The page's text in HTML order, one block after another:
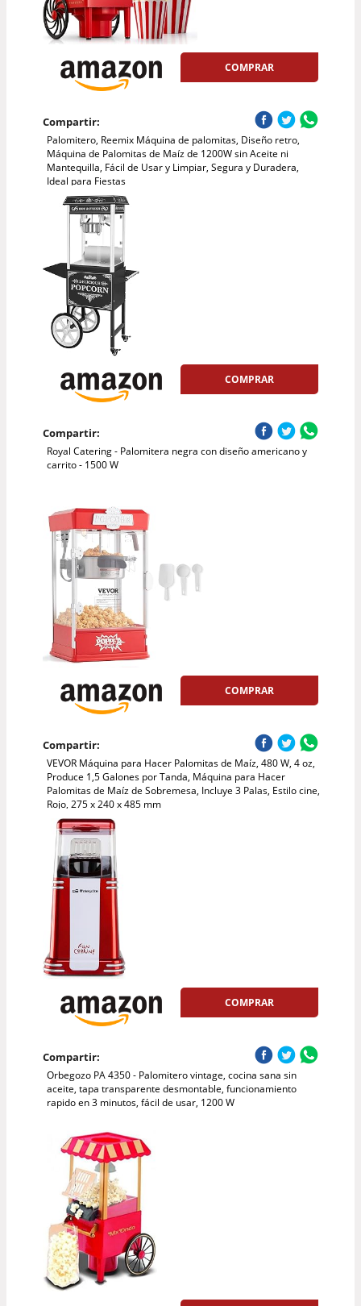
COMPRAR
Compartir:
Palomitero, Reemix Máquina de palomitas, Diseño retro,
Máquina de Palomitas de Maíz de 1200W sin Aceite ni
Mantequilla, Fácil de Usar y Limpiar, Segura y Duradera,
Ideal para Fiestas
COMPRAR
Compartir:
Royal Catering - Palomitera negra con diseño americano y
carrito - 1500 W
COMPRAR
Compartir:
VEVOR Máquina para Hacer Palomitas de Maíz, 480 W, 4 oz,
Produce 1,5 Galones por Tanda, Máquina para Hacer
Palomitas de Maíz de Sobremesa, Incluye 3 Palas, Estilo cine,
Rojo, 275 x 240 x 485 mm
COMPRAR
Compartir:
Orbegozo PA 4350 - Palomitero vintage, cocina sana sin
aceite, tapa transparente desmontable, funcionamiento
rapido en 3 minutos, fácil de usar, 1200 W